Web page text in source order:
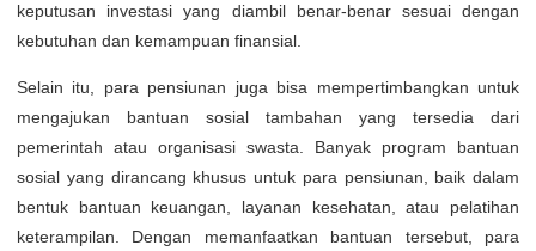
keputusan investasi yang diambil benar-benar sesuai dengan
kebutuhan dan kemampuan finansial.
Selain itu, para pensiunan juga bisa mempertimbangkan untuk
mengajukan bantuan sosial tambahan yang tersedia dari
pemerintah atau organisasi swasta. Banyak program bantuan
sosial yang dirancang khusus untuk para pensiunan, baik dalam
bentuk bantuan keuangan, layanan kesehatan, atau pelatihan
keterampilan. Dengan memanfaatkan bantuan tersebut, para